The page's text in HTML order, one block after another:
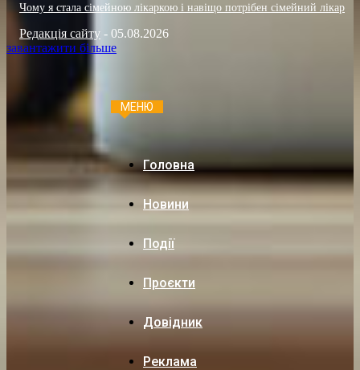
Чому я стала сімейною лікаркою і навіщо потрібен сімейний лікар
Редакція сайту - 05.08.2026
завантажити більше
МЕНЮ
Головна
Новини
Події
Проєкти
Довідник
Реклама